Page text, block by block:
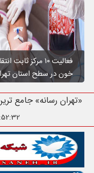
فعالیت ۱۰ مرکز ثابت
خون در سطح استان
«تهران رسانه» جامع